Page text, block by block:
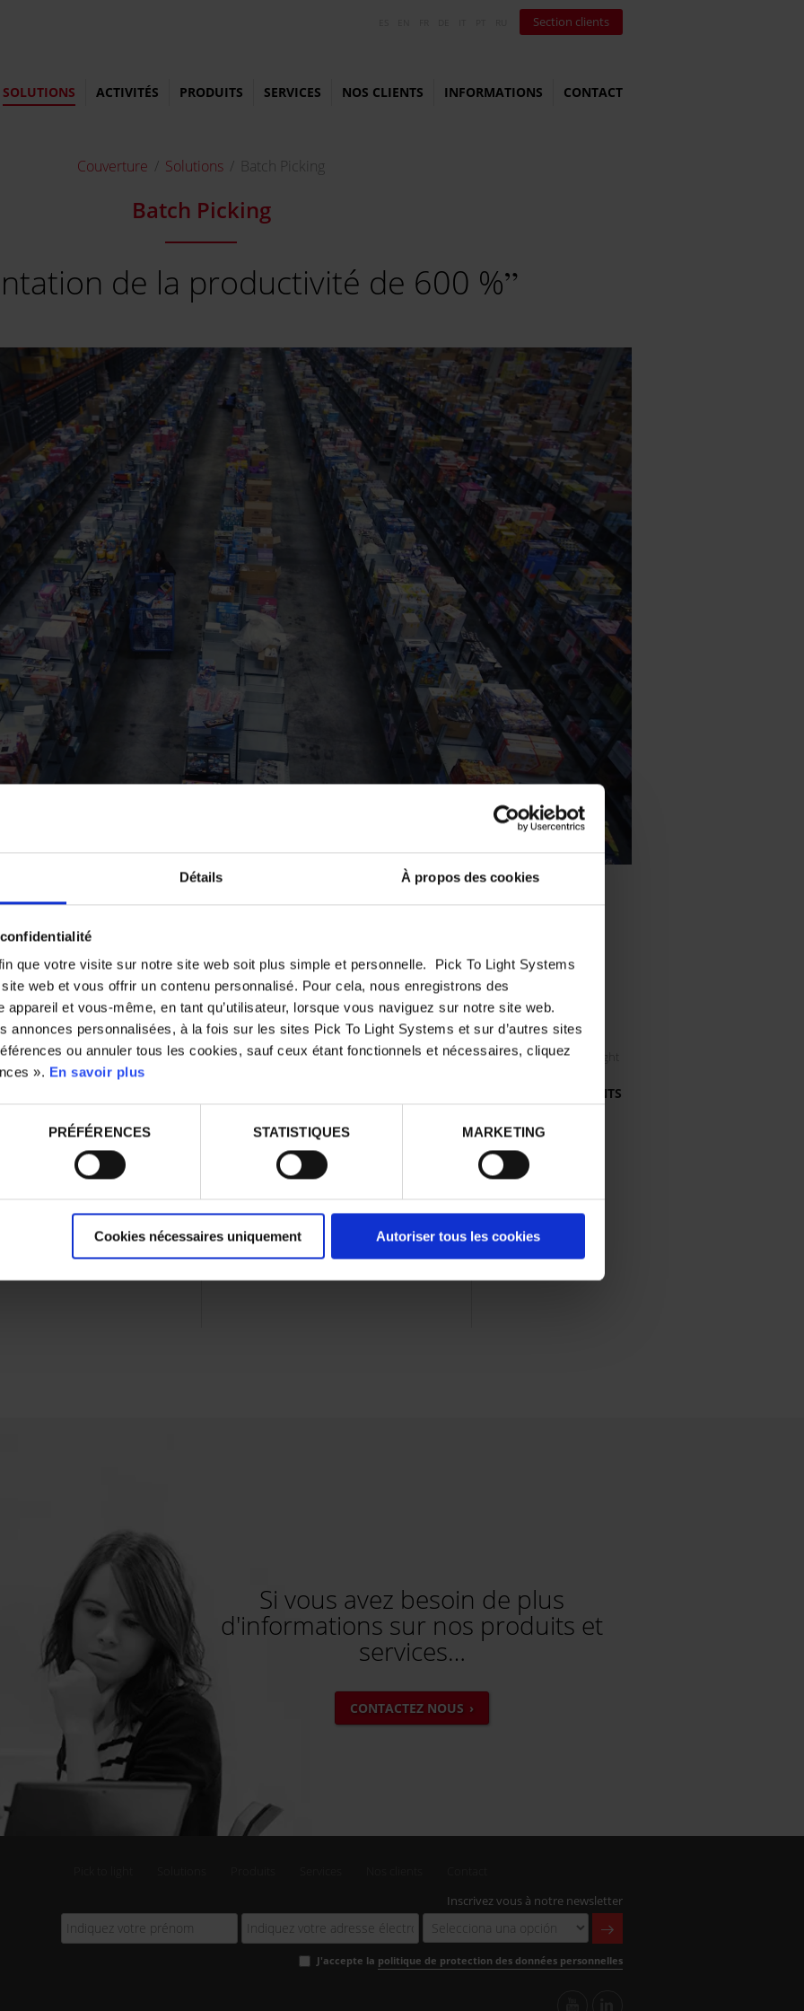
Détails À propos des cookies
que votre visite sur notre site web soit plus simple et personnelle. Pick To Light Systems
web et vous offrir un contenu personnalisé. Pour cela, nous enregistrons des
appareil et vous-même, en tant qu’utilisateur, lorsque vous naviguez sur notre site web.
annonces personnalisées, à la fois sur les sites Pick To Light Systems et sur d’autres sites
ou annuler tous les cookies, sauf ceux étant fonctionnels et nécessaires, cliquez
». En savoir plus
PRÉFÉRENCES STATISTIQUES MARKETING
Cookies nécessaires uniquement Autoriser tous les cookies
Section clients
SOLUTIONS ACTIVITÉS PRODUITS SERVICES NOS CLIENTS INFORMATIONS CONTACT
Couverture Solutions Batch Picking
Batch Picking
de la productivité de 600 %
précédente à la
unités de la même
unités recueillies pendant
différentes commandes.
), les opérateurs du
ce qui permet un
commandes incluent la
recueilli en un seul
parcours.
soient efficaces et
les emplacements des
%, en éliminant
ou de
Nos solutions sont conçues pour
préparer rapidement les commandes
et pour éviter les erreurs de service.
la productivité et un excellent accueil
D'autre part, l'intégration de nos
systèmes avec la solution
informatique de l'usager (SGA ou ERP)
est simple et rapide.
Solutions Pick To Light
TÉLÉCHARGEMENTS
Batch Picking
Si vous avez besoin de plus
d'informations sur nos produits et
services…
CONTACTEZ NOUS
Inscrivez vous à notre newsletter
J'accepte la politique de protection des données personnelles